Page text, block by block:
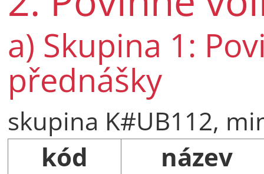
a) Skupina 1:
přednášky
skupina K#UB112,
kód
název